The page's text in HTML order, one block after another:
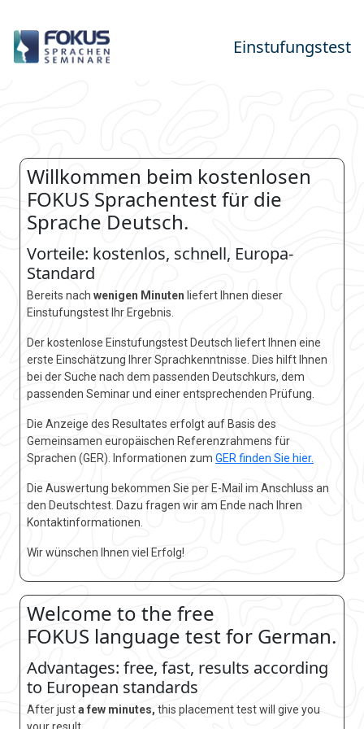
Einstufungstest
Willkommen beim kostenlosen
FOKUS Sprachentest für die
Sprache Deutsch.
Vorteile: kostenlos, schnell, Europa-
Standard
Bereits nach wenigen Minuten liefert Ihnen dieser
Einstufungstest Ihr Ergebnis.
Der kostenlose Einstufungstest Deutsch liefert Ihnen eine
erste Einschätzung Ihrer Sprachkenntnisse. Dies hilft Ihnen
bei der Suche nach dem passenden Deutschkurs, dem
passenden Seminar und einer entsprechenden Prüfung.
Die Anzeige des Resultates erfolgt auf Basis des
Gemeinsamen europäischen Referenzrahmens für
Sprachen (GER). Informationen zum GER finden Sie hier.
Die Auswertung bekommen Sie per E-Mail im Anschluss an
den Deutschtest. Dazu fragen wir am Ende nach Ihren
Kontaktinformationen.
Wir wünschen Ihnen viel Erfolg!
Welcome to the free
FOKUS language test for German.
Advantages: free, fast, results according
to European standards
After justa few minutes, this placement test will give you